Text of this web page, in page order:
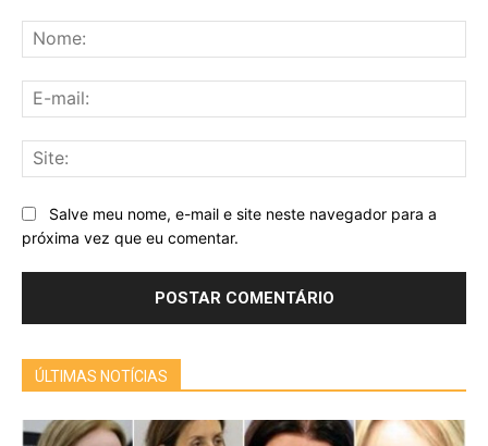
Salve meu nome, e-mail e site neste navegador para a
próxima vez que eu comentar.
ÚLTIMAS NOTÍCIAS